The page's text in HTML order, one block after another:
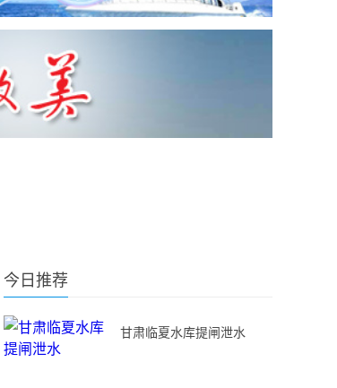
今日推荐
甘肃临夏水库提闸泄水